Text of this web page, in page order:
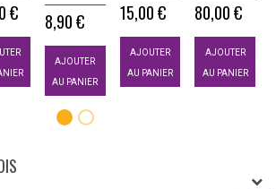
€ 8,90 €
AJOUTER
AU PANIER
15,00 €
AJOUTER
AU PANIER
80,00 €
AJOUTER
AU PANIER